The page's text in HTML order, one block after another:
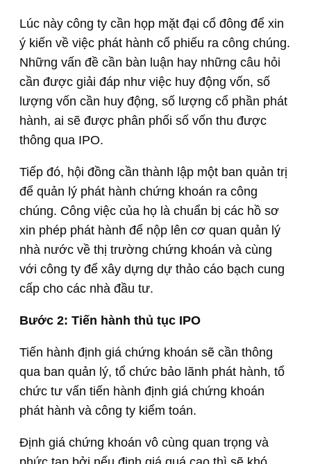
Lúc này công ty cần họp mặt đại cổ đông để xin
ý kiến về việc phát hành cổ phiếu ra công chúng.
Những vấn đề cần bàn luận hay những câu hỏi
cần được giải đáp như việc huy động vốn, số
lượng vốn cần huy động, số lượng cổ phần phát
hành, ai sẽ được phân phối số vốn thu được
thông qua IPO.
Tiếp đó, hội đồng cần thành lập một ban quản trị
để quản lý phát hành chứng khoán ra công
chúng. Công việc của họ là chuẩn bị các hồ sơ
xin phép phát hành để nộp lên cơ quan quản lý
nhà nước về thị trường chứng khoán và cùng
với công ty để xây dựng dự thảo cáo bạch cung
cấp cho các nhà đầu tư.
Bước 2: Tiến hành thủ tục IPO
Tiến hành định giá chứng khoán sẽ cần thông
qua ban quản lý, tổ chức bảo lãnh phát hành, tổ
chức tư vấn tiến hành định giá chứng khoán
phát hành và công ty kiểm toán.
Định giá chứng khoán vô cùng quan trọng và